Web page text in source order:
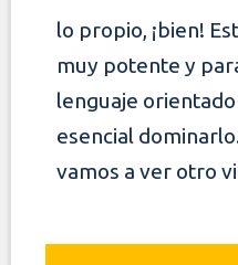
lo propio, ¡bien!
muy potente y
lenguaje
esencial
vamos a ver otro